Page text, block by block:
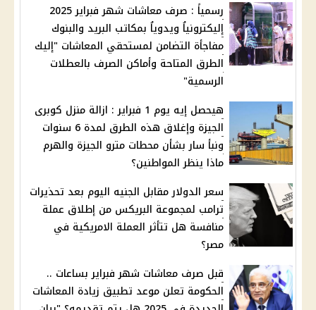
رسمياً : صرف معاشات شهر فبراير 2025
إليكترونياُ ويدوياُ بمكاتب البريد والبنوك
مفاجأة التضامن لمستحقي المعاشات "إليك
الطرق المتاحة وأماكن الصرف بالعطلات
الرسمية"
هيحصل إيه يوم 1 فبراير : ازالة منزل كوبرى
الجيزة وإغلاق هذه الطرق لمدة 6 سنوات
ونبأ سار بشأن محطات مترو الجيزة والهرم
ماذا ينظر المواطنين؟
سعر الدولار مقابل الجنيه اليوم بعد تحذيرات
ترامب لمجموعة البريكس من إطلاق عملة
منافسة هل تتأثر العملة الامريكية في
مصر؟
قبل صرف معاشات شهر فبراير بساعات ..
الحكومة تعلن موعد تطبيق زيادة المعاشات